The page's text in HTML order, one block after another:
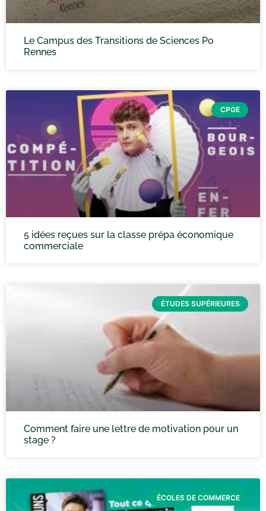
Le Campus des Transitions de Sciences Po
Rennes
CPGE
5 idées reçues sur la classe prépa économique
commerciale
ÉTUDES SUPÉRIEURES
Comment faire une lettre de motivation pour un
stage ?
ÉCOLES DE COMMERCE